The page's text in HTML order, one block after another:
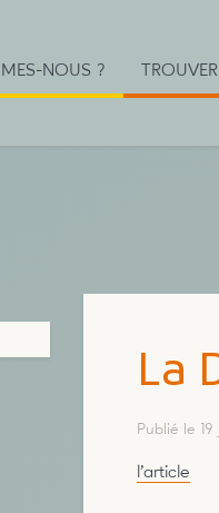
NOUS ?
La
Publié le
l’article